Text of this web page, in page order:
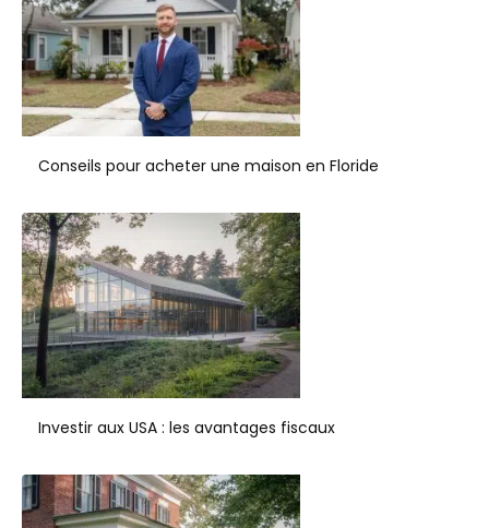
Conseils pour acheter une maison en Floride
Investir aux USA : les avantages fiscaux